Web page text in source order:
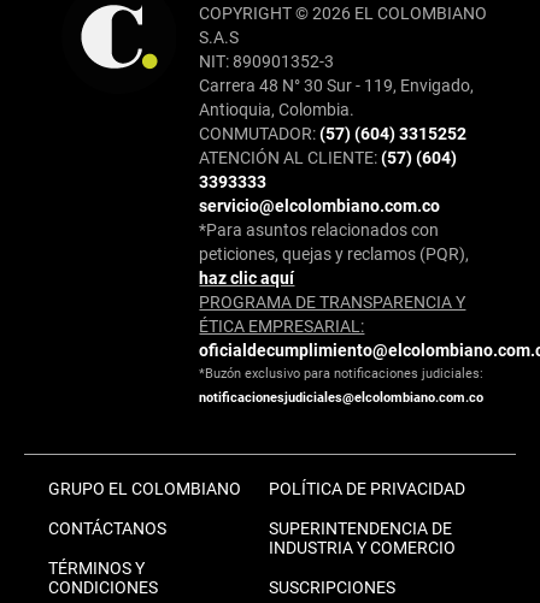
COPYRIGHT © 2026 EL COLOMBIANO
S.A.S
NIT: 890901352-3
Carrera 48 N° 30 Sur - 119, Envigado,
Antioquia, Colombia.
CONMUTADOR:(57) (604) 3315252
ATENCIÓN AL CLIENTE:(57) (604)
3393333
servicio@elcolombiano.com.co
*Para asuntos relacionados con
peticiones, quejas y reclamos (PQR),
haz clic aquí
PROGRAMA DE TRANSPARENCIA Y
ÉTICA EMPRESARIAL:
*Buzón exclusivo para notificaciones judiciales:
notificacionesjudiciales@elcolombiano.com.co
GRUPO EL COLOMBIANO
CONTÁCTANOS
TÉRMINOS Y
CONDICIONES
POLÍTICA DE PRIVACIDAD
SUPERINTENDENCIA DE
INDUSTRIA Y COMERCIO
SUSCRIPCIONES